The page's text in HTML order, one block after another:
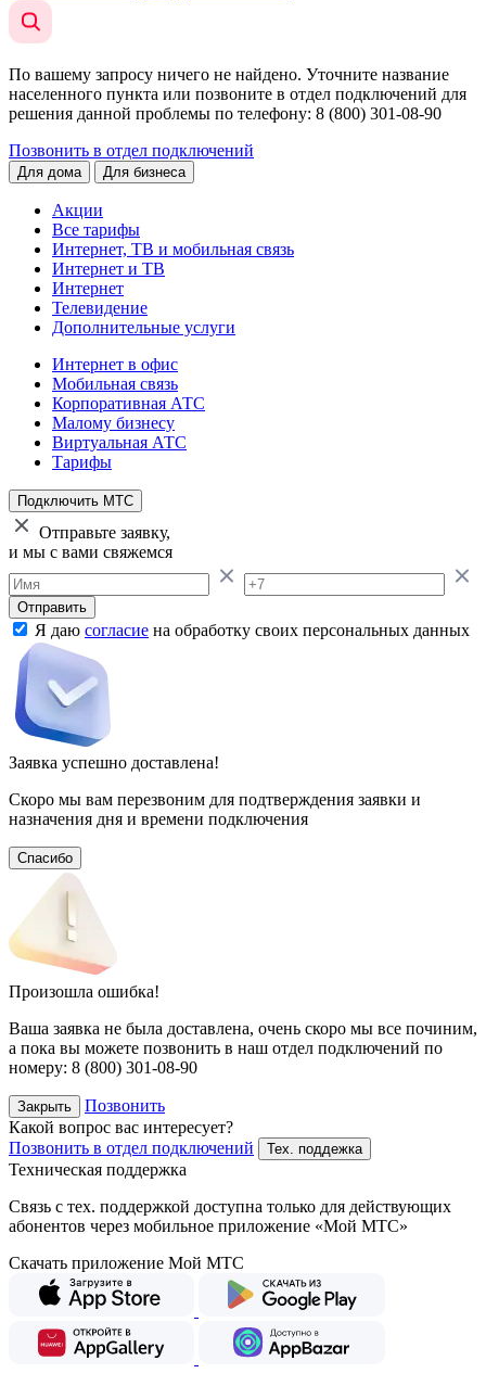
По вашему запросу ничего не найдено. Уточните название
населенного пункта или позвоните в отдел подключений для
решения данной проблемы по телефону: 8 (800) 301-08-90
Позвонить в отдел подключений
Для дома Для бизнеса
Акции
Все тарифы
Интернет, ТВ и мобильная связь
Интернет и ТВ
Интернет
Телевидение
Дополнительные услуги
Интернет в офис
Мобильная связь
Корпоративная АТС
Малому бизнесу
Виртуальная АТС
Тарифы
Подключить МТС
Отправьте заявку,
и мы с вами свяжемся
Отправить
Я даю согласие на обработку своих персональных данных
Заявка успешно доставлена!
Скоро мы вам перезвоним для подтверждения заявки и
назначения дня и времени подключения
Спасибо
Произошла ошибка!
Ваша заявка не была доставлена, очень скоро мы все починим,
а пока вы можете позвонить в наш отдел подключений по
номеру: 8 (800) 301-08-90
Закрыть
Позвонить
Какой вопрос вас интересует?
Позвонить в отдел подключений
Тех. поддежка
Техническая поддержка
Связь с тех. поддержкой доступна только для действующих
абонентов через мобильное приложение «Мой МТС»
Скачать приложение Мой МТС